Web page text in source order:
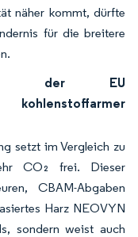
näher kommt, dürfte
für die breitere
der EU
setzt im Vergleich zu
CO₂ frei. Dieser
CBAM-Abgaben
Harz NEOVYN
sondern weist auch